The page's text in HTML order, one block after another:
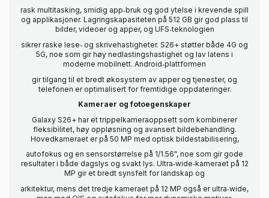
rask multitasking, smidig app‑bruk og god ytelse i krevende spill
og applikasjoner. Lagringskapasiteten på 512 GB gir god plass til
bilder, videoer og apper, og UFS‑teknologien
sikrer raske lese‑ og skrivehastigheter. S26+ støtter både 4G og
5G, noe som gir høy nedlastingshastighet og lav latens i
moderne mobilnett. Android‑plattformen
gir tilgang til et bredt økosystem av apper og tjenester, og
telefonen er optimalisert for fremtidige oppdateringer.
Kameraer og fotoegenskaper
Galaxy S26+ har et trippelkameraoppsett som kombinerer
fleksibilitet, høy oppløsning og avansert bildebehandling.
Hovedkameraet er på 50 MP med optisk bildestabilisering,
autofokus og en sensorstørrelse på 1/1.56", noe som gir gode
resultater i både dagslys og svakt lys. Ultra‑wide‑kameraet på 12
MP gir et bredt synsfelt for landskap og
arkitektur, mens det tredje kameraet på 12 MP også er ultra‑wide,